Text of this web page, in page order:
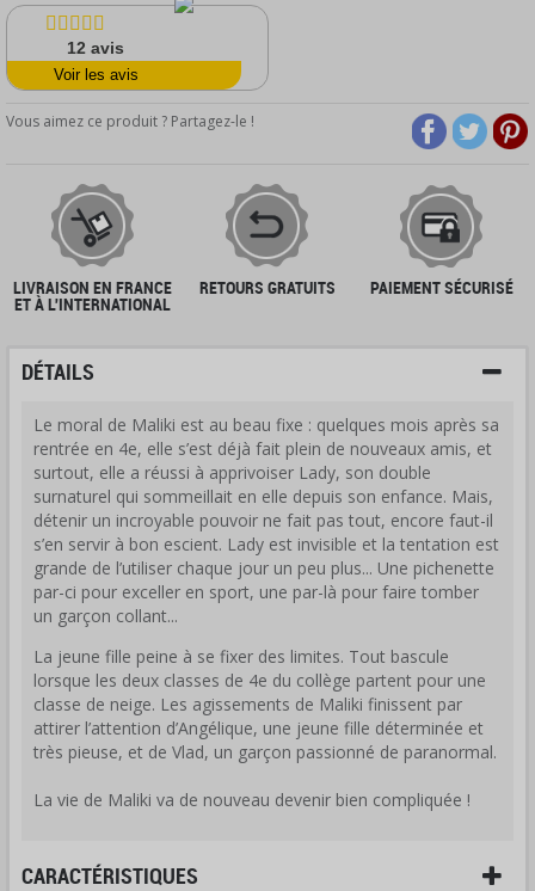
12avis
Voir les avis
Vous aimez ce produit ? Partagez-le !
LIVRAISON EN FRANCE
ET À L'INTERNATIONAL
RETOURS GRATUITS PAIEMENT SÉCURISÉ
DÉTAILS
Le moral de Maliki est au beau fixe : quelques mois après sa
rentrée en 4e, elle s’est déjà fait plein de nouveaux amis, et
surtout, elle a réussi à apprivoiser Lady, son double
surnaturel qui sommeillait en elle depuis son enfance. Mais,
détenir un incroyable pouvoir ne fait pas tout, encore faut-il
s’en servir à bon escient. Lady est invisible et la tentation est
grande de l’utiliser chaque jour un peu plus... Une pichenette
par-ci pour exceller en sport, une par-là pour faire tomber
un garçon collant...
La jeune fille peine à se fixer des limites. Tout bascule
lorsque les deux classes de 4e du collège partent pour une
classe de neige. Les agissements de Maliki finissent par
attirer l’attention d’Angélique, une jeune fille déterminée et
très pieuse, et de Vlad, un garçon passionné de paranormal.
La vie de Maliki va de nouveau devenir bien compliquée !
CARACTÉRISTIQUES